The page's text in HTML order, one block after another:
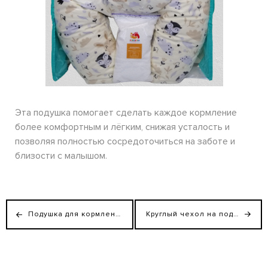
Эта подушка помогает сделать каждое кормление
более комфортным и лёгким, снижая усталость и
позволяя полностью сосредоточиться на заботе и
близости с малышом.
Подушка для кормления младенцев, наполнитель шарики Круглый чехол на подушку для беременных, серия Комфорт